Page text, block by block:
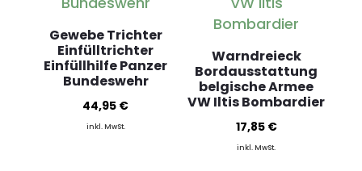
Gewebe Trichter
Einfülltrichter
Einfüllhilfe Panzer
Bundeswehr
44,95 €
inkl. MwSt.
Warndreieck
Bordausstattung
belgische Armee
VW Iltis Bombardier
17,85 €
inkl. MwSt.